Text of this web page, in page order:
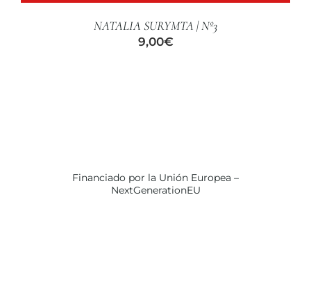
NATALIA SURYMTA | Nº3
9,00€
Financiado por la Unión Europea –
NextGenerationEU